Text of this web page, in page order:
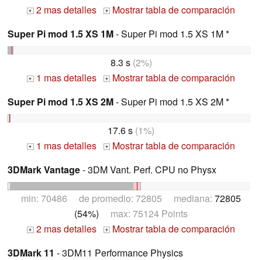
+ 2 mas detalles +
Mostrar tabla de comparación
Super Pi mod 1.5 XS 1M- Super Pi mod 1.5 XS 1M *
8.3 s(2%)
+ 1 mas detalles +
Mostrar tabla de comparación
Super Pi mod 1.5 XS 2M- Super Pi mod 1.5 XS 2M *
17.6 s (1%)
+ 1 mas detalles +
Mostrar tabla de comparación
3DMark Vantage- 3DM Vant. Perf. CPU no Physx
min: 70486 de promedio: 72805 mediana: 72805
(54%) max: 75124 Points
+ 2 mas detalles +
Mostrar tabla de comparación
3DMark 11 - 3DM11 Performance Physics